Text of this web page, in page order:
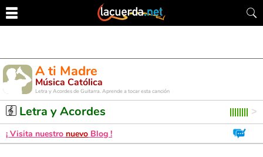
A ti Madre
Música Católica
Letra y Acordes de Guitarra. Aprende a tocar esta canción
Letra y Acordes
¡ Visita nuestro nuevo Blog !